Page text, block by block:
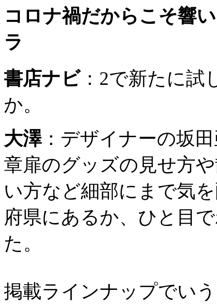
コロナ禍だからこそ響
ラ
書店ナビ： 2で新たに試
か。
大澤： デザイナーの坂
章扉のグッズの見せ方
い方など細部にまで気
府県にあるか、ひと目
た。
掲載ラインナップでい